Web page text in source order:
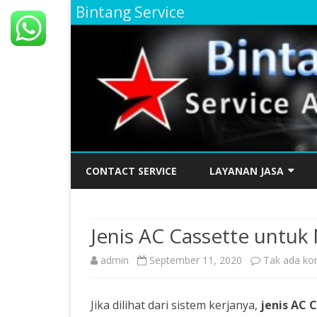
Bintang Service
CONTACT SERVICE LAYANAN JASA
TERBAIK TAHUN INI DAN
SERVICE AC DAERAH
Jenis AC Cassette
admin September 11, 2020 Tak ada
Jika dilihat dari sistem kerjanya, jenis AC